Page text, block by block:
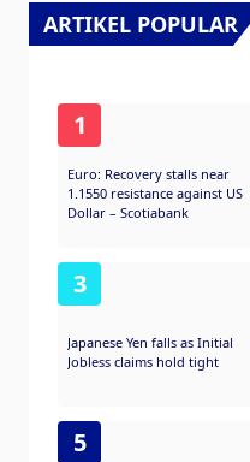
ARTIKEL POPULAR
1
Euro: Recovery stalls near
1.1550 resistance against US
Dollar – Scotiabank
3
Japanese Yen falls as Initial
Jobless claims hold tight
5